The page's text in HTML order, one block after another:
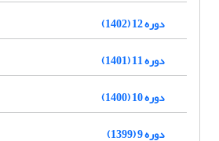
دوره 12 (1402)
دوره 11 (1401)
دوره 10 (1400)
دوره 9 (1399)